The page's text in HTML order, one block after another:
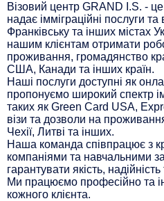
Візовий центр GRAND I.S. -
надає імміграційні послуги
Франківську та інших містах
нашим клієнтам отримати
проживання, громадянство
США, Канади та інших країн.
Наші послуги доступні як
пропонуємо широкий спектр
таких як Green Card USA,
візи та дозволи на
Чехії, Литві та інших.
Наша команда співпрацює з
компаніями та навчальними
гарантувати якість,
Ми працюємо професійно та
кожного клієнта.